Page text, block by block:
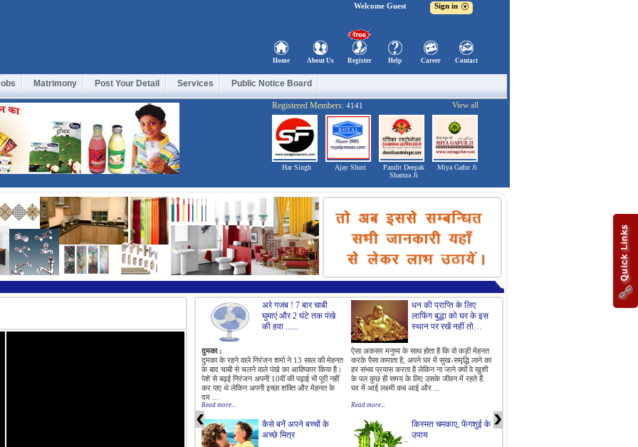
Welcome Guest Sign in
Home About Us Register Help Career Contact
Matrimony Post Your Detail Services Public Notice Board
Registered Members: 4141 View all
Har Singh Ajay Shori
Pandit Deepak
Sharma Ji
Miya Gafur Ji
अरे गजब ! 7 बार चाबी
घुमाएं और 2 घंटे तक पंखे
की हवा ......
दुमका :
दुमका के रहने वाले निरंजन शर्मा ने 13 साल की मेहनत
के बाद चाबी से चलने वाले पंखे का आविष्कार किया है।
पेशे से बढ़ई निरंजन अपनी 10वीं की पढ़ाई भी पूरी नहीं
कर पाए थे लेकिन अपनी इच्छा शक्ति और मेहनत के
दम ...
Read more...
कैसे बनें अपने बच्चों के
अच्छे मित्र
धन की प्राप्ति के लिए
लाफिंग बुद्धा को घर के इस
स्थान पर रखें नहीं तो…
ऐसा अकसर मनुष्य के साथ होता है कि वो कड़ी मेहनत
करके पैसा कमाता है, अपने घर में सुख-समृद्धि लाने का
हर संभव प्रयास करता है लेकिन ना जाने क्यों वे खुशी
के पल कुछ ही समय के लिए उसके जीवन में रहते हैं.
घर में आई लक्ष्मी कब आई और ...
Read more...
किस्मत चमकाए, फेंगशुई के
उपाय
आपके लिविंग रूम के लिए